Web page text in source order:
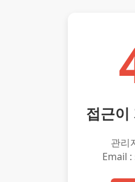
접근이
관리
Email